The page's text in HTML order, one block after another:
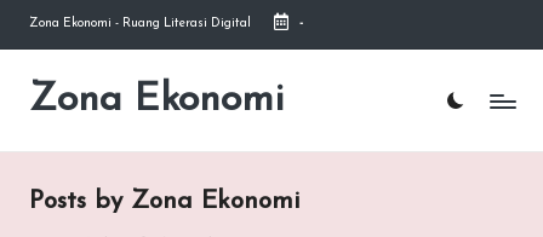
Skip
content
Zona Ekonomi - Ruang Literasi Digital -
Zona Ekonomi
Ruang
Posts by Zona Ekonomi